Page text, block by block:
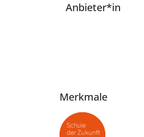
Anbieter*in
Merkmale